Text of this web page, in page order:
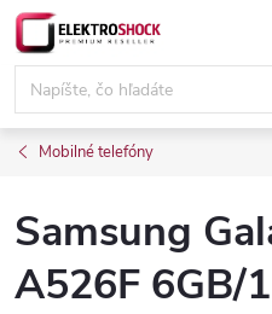
Prejsť
na
obsah
Mobilné telefóny
Samsung
A526F 6GB/